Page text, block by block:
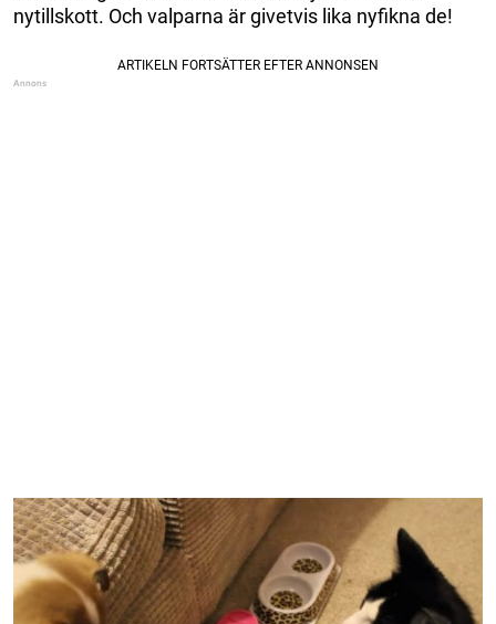
nytillskott. Och valparna är givetvis lika nyfikna de!